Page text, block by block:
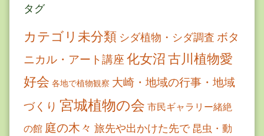
タグ
カテゴリ未分類 シダ植物・シダ調査 ボタ
ニカル・アート講座 化女沼古川植物愛
好会 各地で植物観察 大崎・地域の行事・地域
づくり 宮城植物の会 市民ギャラリー緒絶
の館 庭の木々 旅先や出かけた先で 昆虫・動